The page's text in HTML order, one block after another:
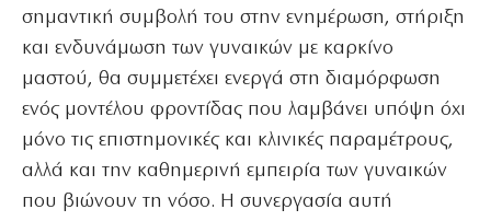
σημαντική συμβολή του στην ενημέρωση, στήριξη
και ενδυνάμωση των γυναικών με καρκίνο
μαστού, θα συμμετέχει ενεργά στη διαμόρφωση
ενός μοντέλου φροντίδας που λαμβάνει υπόψη όχι
μόνο τις επιστημονικές και κλινικές παραμέτρους,
αλλά και την καθημερινή εμπειρία των γυναικών
που βιώνουν τη νόσο. Η συνεργασία αυτή